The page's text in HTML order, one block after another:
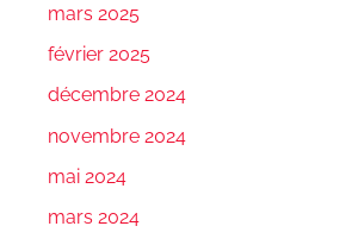
mars 2025
février 2025
décembre 2024
novembre 2024
mai 2024
mars 2024